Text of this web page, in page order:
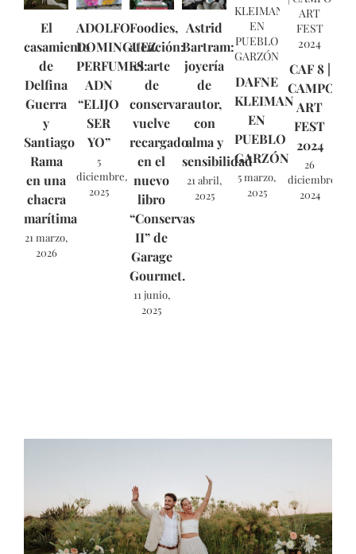
El
casamiento
de
Delfina
Guerra
y
Santiago
Rama
en una
chacra
marítima
21 marzo,
2026
ADOLFO
DOMINGUEZ
PERFUMES:
ADN
“ELIJO
SER
YO”
5
diciembre,
2025
Foodies,
atención:
el arte
de
conservar
vuelve
recargado
en el
nuevo
libro
“Conservas
II” de
Garage
Gourmet.
11 junio,
2025
Astrid
Bartram:
joyería
de
autor,
con
alma y
sensibilidad
21 abril,
2025
DAFNE
KLEIMAN
EN
PUEBLO
GARZÓN
5 marzo,
2025
CAF 8 |
CAMPO
ART
FEST
2024
26
diciembre,
2024